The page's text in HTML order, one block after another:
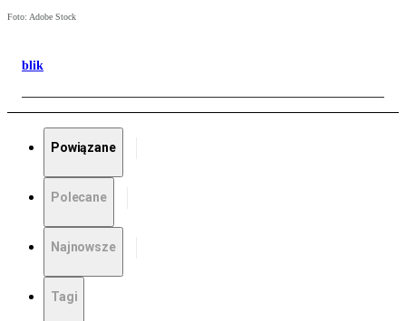
Foto: Adobe Stock
blik
Powiązane
Polecane
Najnowsze
Tagi